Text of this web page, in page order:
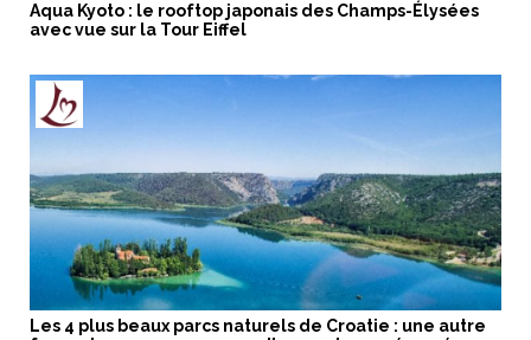
Aqua Kyoto : le rooftop japonais des Champs-Élysées
avec vue sur la Tour Eiffel
Les 4 plus beaux parcs naturels de Croatie : une autre